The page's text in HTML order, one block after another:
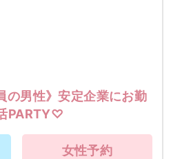
の男性》安定企業にお勤
PARTY♡
女性予約